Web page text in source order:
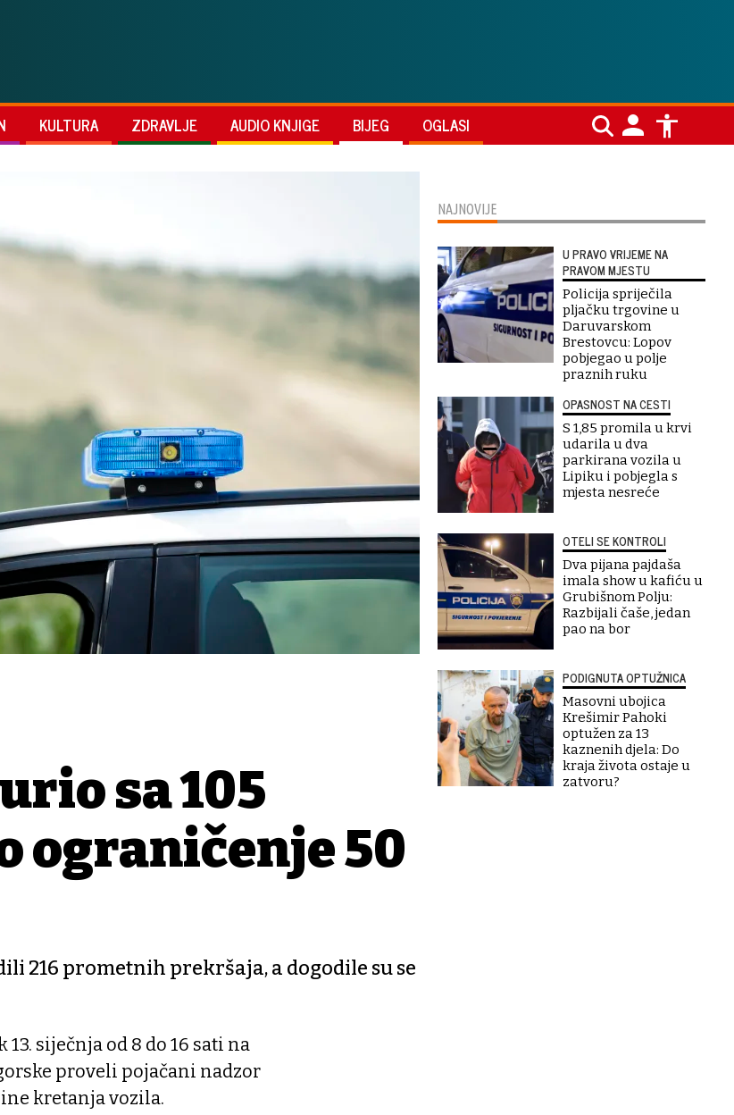
KULTURA ZDRAVLJE AUDIO KNJIGE BIJEG OGLASI
sa 105
ograničenje 50
216 prometnih prekršaja, a dogodile su se
siječnja od 8 do 16 sati na
proveli pojačani nadzor
kretanja vozila.
NAJNOVIJE
U PRAVO VRIJEME NA
PRAVOM MJESTU
Policija spriječila
pljačku trgovine u
Daruvarskom
Brestovcu: Lopov
pobjegao u polje
praznih ruku
OPASNOST NA CESTI
S 1,85 promila u krvi
udarila u dva
parkirana vozila u
Lipiku i pobjegla s
mjesta nesreće
OTELI SE KONTROLI
Dva pijana pajdaša
imala show u kafiću u
Grubišnom Polju:
Razbijali čaše, jedan
pao na bor
PODIGNUTA OPTUŽNICA
Masovni ubojica
Krešimir Pahoki
optužen za 13
kaznenih djela: Do
kraja života ostaje u
zatvoru?